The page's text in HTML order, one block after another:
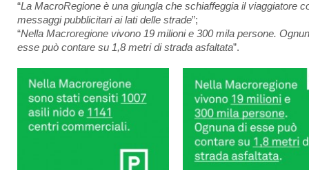
“La MacroRegione è una giungla che schiaffeggia il viaggiatore
messaggi pubblicitari ai lati delle strade”;
“Nella Macroregione vivono 19 milioni e 300 mila persone.
esse può contare su 1,8 metri di strada asfaltata”.